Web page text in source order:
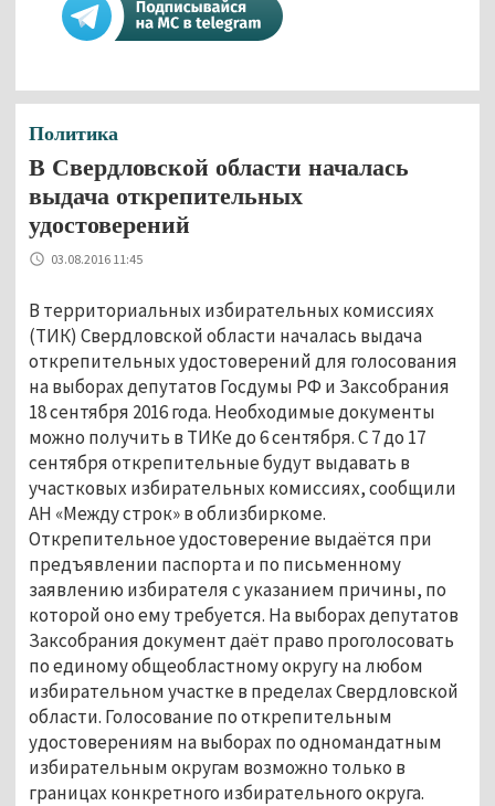
Политика
В Свердловской области началась
выдача открепительных
удостоверений
03.08.2016 11:45
В территориальных избирательных комиссиях
(ТИК) Свердловской области началась выдача
открепительных удостоверений для голосования
на выборах депутатов Госдумы РФ и Заксобрания
18 сентября 2016 года. Необходимые документы
можно получить в ТИКе до 6 сентября. С 7 до 17
сентября открепительные будут выдавать в
участковых избирательных комиссиях, сообщили
АН «Между строк» в облизбиркоме.
Открепительное удостоверение выдаётся при
предъявлении паспорта и по письменному
заявлению избирателя с указанием причины, по
которой оно ему требуется. На выборах депутатов
Заксобрания документ даёт право проголосовать
по единому общеобластному округу на любом
избирательном участке в пределах Свердловской
области. Голосование по открепительным
удостоверениям на выборах по одномандатным
избирательным округам возможно только в
границах конкретного избирательного округа.